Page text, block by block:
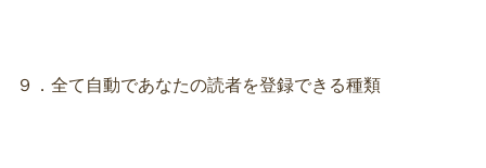
９．全て自動であなたの読者を登録できる種類